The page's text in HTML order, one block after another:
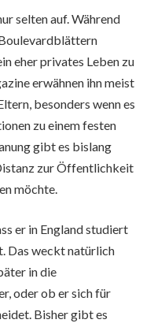
selten auf. Während
eher privates Leben zu
erwähnen ihn meist
besonders wenn es
zu einem festen
gibt es bislang
zur Öffentlichkeit
möchte.
er in England studiert
Das weckt natürlich
in die
oder ob er sich für
Bisher gibt es